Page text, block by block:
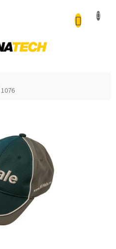
1076